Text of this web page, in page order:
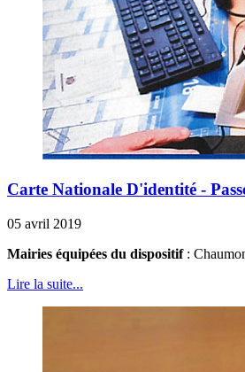
Carte Nationale D'identité -
05 avril 2019
Mairies équipées du dispositif :
Lire la suite...